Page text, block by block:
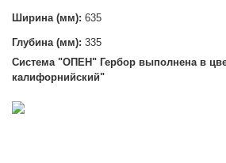
Ширина (мм): 635
Глубина (мм): 335
Система "ОПЕН" Гербор выполнена в
калифорнийский"